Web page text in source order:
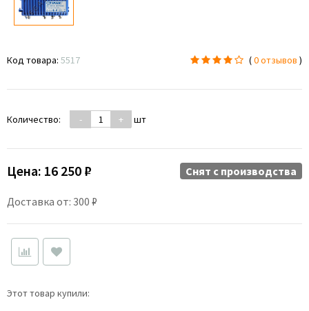
Код товара: 5517 (0 отзывов )
Количество: - + шт
Цена: 16 250 ₽
Доставка от: 300 ₽
Снят c производства
Этот товар купили: